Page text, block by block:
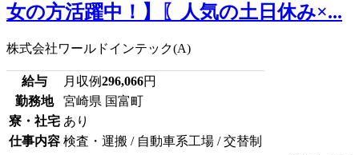
女の方活躍中！】〖人気の土日休み×...
株式会社ワールドインテック(A)
給与 月収例296,066円
勤務地
宮崎県 国富町
寮・社宅 あり
仕事内容 検査・運搬 / 自動車系工場 / 交替制